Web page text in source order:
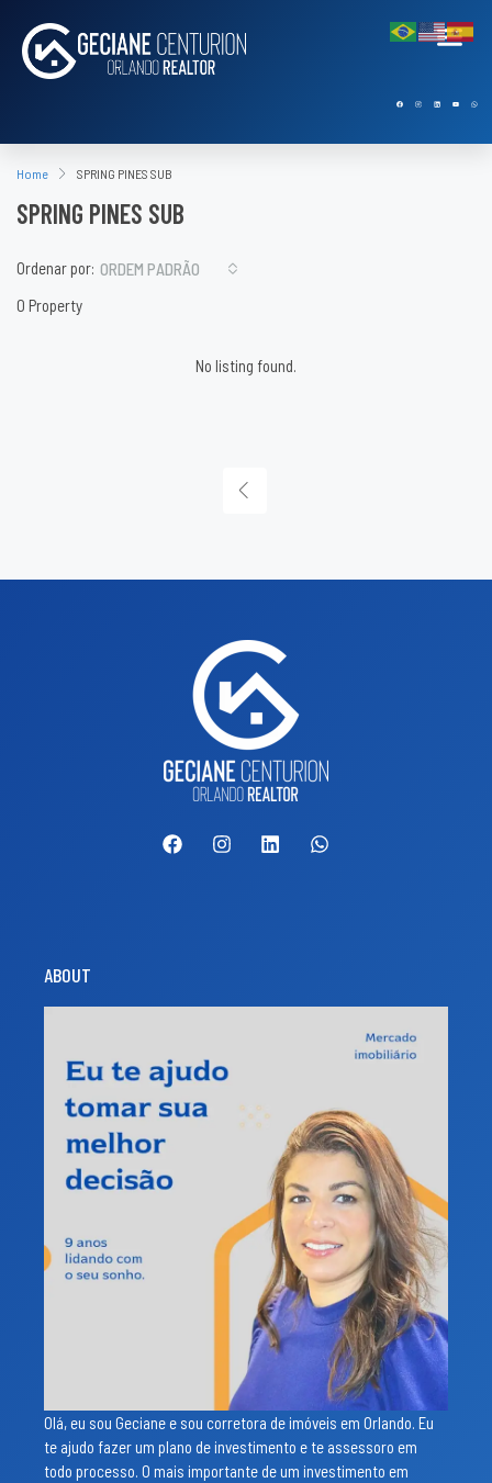
Home SPRING PINES SUB
SPRING PINES SUB
0 Property
Ordenar por: ORDEM PADRÃO
No listing found.
ABOUT
Olá, eu sou Geciane e sou corretora de imóveis em Orlando. Eu
te ajudo fazer um plano de investimento e te assessoro em
todo processo. O mais importante de um investimento em